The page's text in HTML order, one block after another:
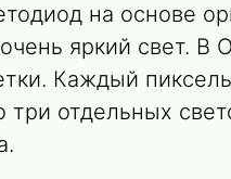
на основе
яркий свет. В
Каждый
три отдельных